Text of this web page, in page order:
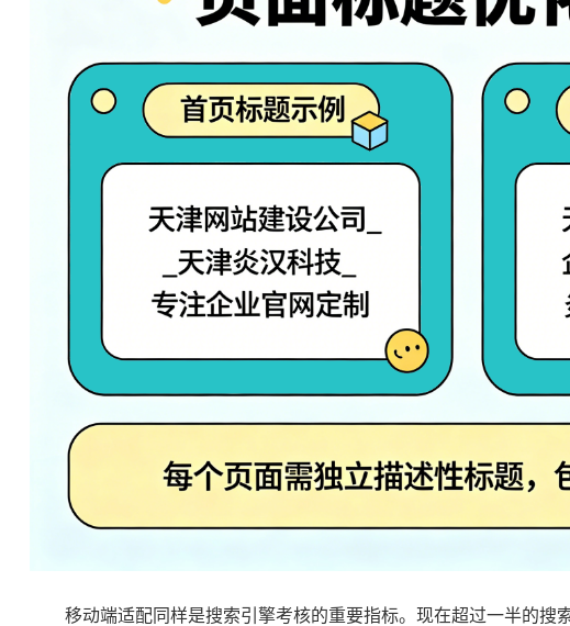
移动端适配同样是搜索引擎考核的重要指标。现在超过一半的搜